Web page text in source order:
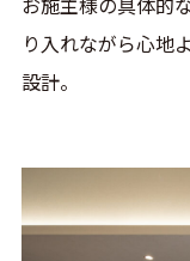
り入れながら心地
設計。